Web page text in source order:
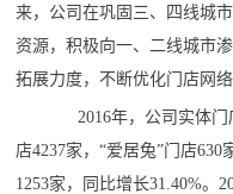
来，公司在巩固三、四线城
资源，积极向一、二线城市
拓展力度，不断优化门店网络
2016年，公司实体门
店4237家，“爱居兔”门店
1253家，同比增长31.40%。